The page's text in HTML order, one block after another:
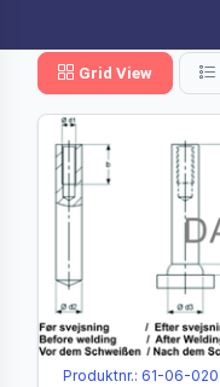
Grid View
Produktnr.: 61-06-020